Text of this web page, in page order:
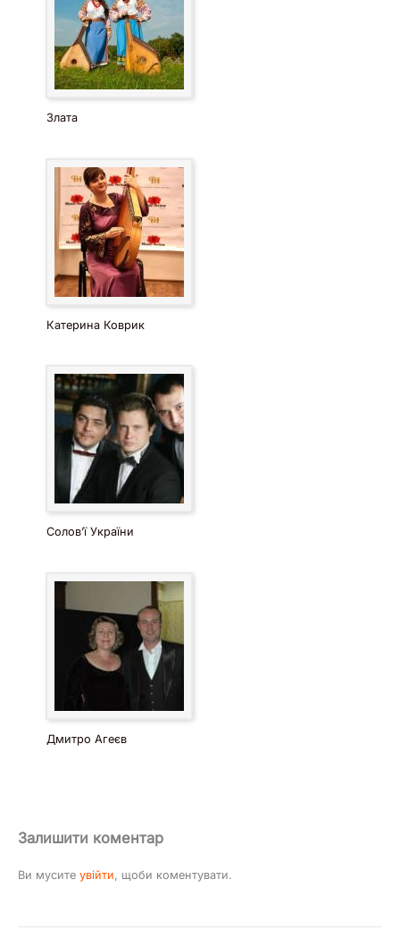
Злата
Катерина Коврик
Солов’ї України
Дмитро Агеєв
Залишити коментар
Ви мусите увійти, щоби коментувати.